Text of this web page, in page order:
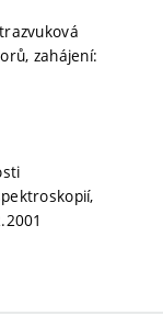
zahájení: